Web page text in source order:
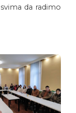
da radimo